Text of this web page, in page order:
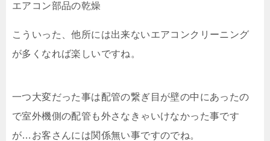
エアコン部品の乾燥
こういった、他所には出来ないエアコンクリーニング
が多くなれば楽しいですね。
一つ大変だった事は配管の繋ぎ目が壁の中にあったの
で室外機側の配管も外さなきゃいけなかった事です
が…お客さんには関係無い事ですのでね。